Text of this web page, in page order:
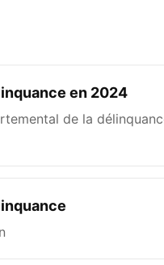
en 2024
de la